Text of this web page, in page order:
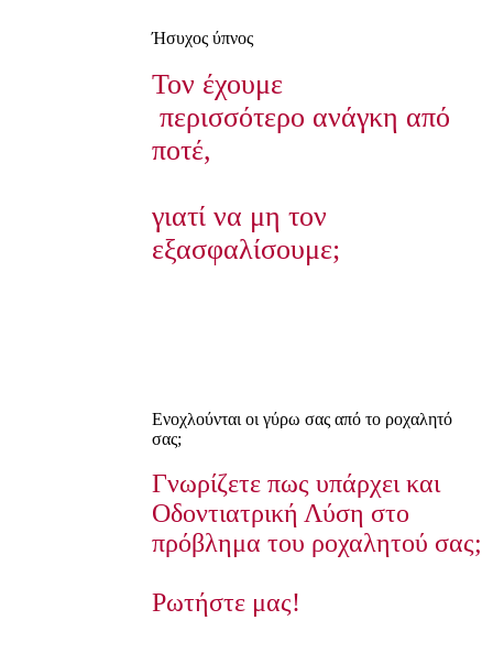
Ήσυχος ύπνος
Τον έχουμε
περισσότερο ανάγκη από
ποτέ,
γιατί να μη τον
εξασφαλίσουμε;
Ενοχλούνται οι γύρω σας από το ροχαλητό
σας;
Γνωρίζετε πως υπάρχει και
Οδοντιατρική Λύση στο
πρόβλημα του ροχαλητού σας;
Ρωτήστε μας!